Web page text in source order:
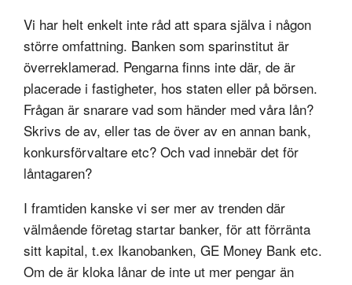
Vi har helt enkelt inte råd att spara själva i någon
större omfattning. Banken som sparinstitut är
överreklamerad. Pengarna finns inte där, de är
placerade i fastigheter, hos staten eller på börsen.
Frågan är snarare vad som händer med våra lån?
Skrivs de av, eller tas de över av en annan bank,
konkursförvaltare etc? Och vad innebär det för
låntagaren?
I framtiden kanske vi ser mer av trenden där
välmående företag startar banker, för att förränta
sitt kapital, t.ex Ikanobanken, GE Money Bank etc.
Om de är kloka lånar de inte ut mer pengar än